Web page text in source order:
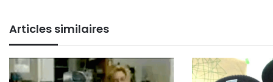
Articles similaires